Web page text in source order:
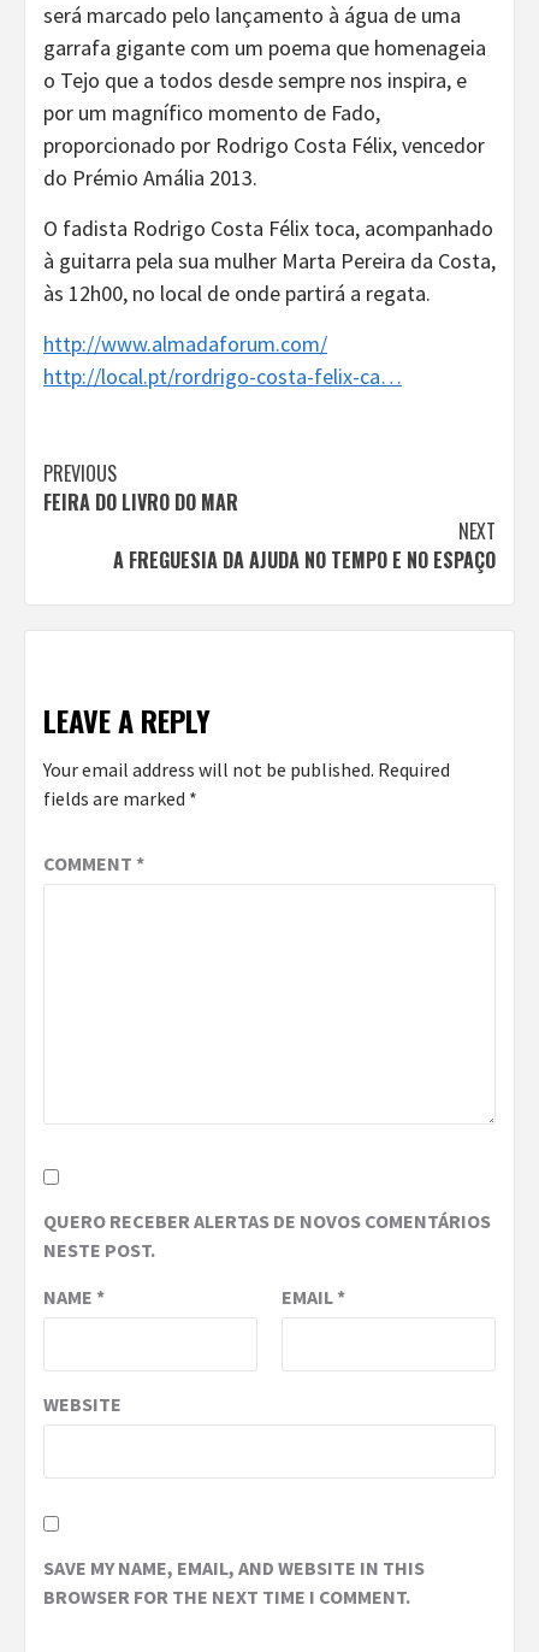
será marcado pelo lançamento à água de uma
garrafa gigante com um poema que homenageia
o Tejo que a todos desde sempre nos inspira, e
por um magnífico momento de Fado,
proporcionado por Rodrigo Costa Félix, vencedor
do Prémio Amália 2013.
O fadista Rodrigo Costa Félix toca, acompanhado
à guitarra pela sua mulher Marta Pereira da Costa,
às 12h00, no local de onde partirá a regata.
http://www.almadaforum.com/
http://local.pt/rordrigo-costa-felix-ca…
Continue
Reading
PREVIOUS
FEIRA DO LIVRO DO MAR
NEXT
A FREGUESIA DA AJUDA NO TEMPO E NO ESPAÇO
LEAVE A REPLY
Your email address will not be published. Required
fields are marked *
COMMENT *
QUERO RECEBER ALERTAS DE NOVOS COMENTÁRIOS
NESTE POST.
NAME * EMAIL*
WEBSITE
SAVE MY NAME, EMAIL, AND WEBSITE IN THIS
BROWSER FOR THE NEXT TIME I COMMENT.